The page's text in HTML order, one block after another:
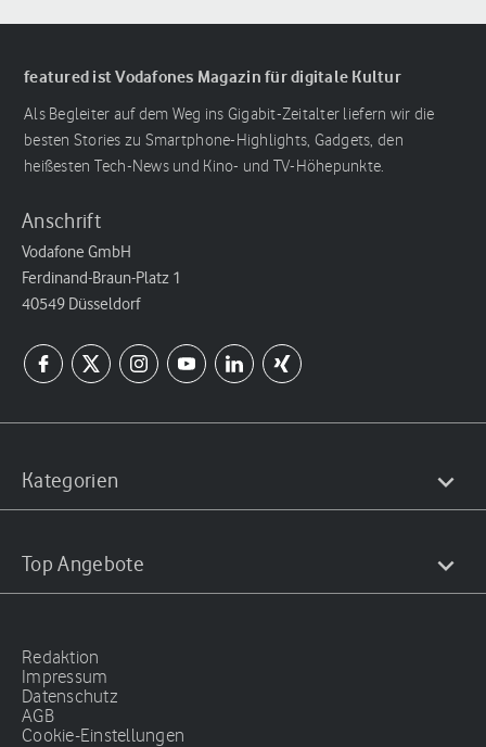
featured ist Vodafones Magazin für digitale Kultur
Als Begleiter auf dem Weg ins Gigabit-Zeitalter liefern wir die
besten Stories zu Smartphone-Highlights, Gadgets, den
heißesten Tech-News und Kino- und TV-Höhepunkte.
Anschrift
Vodafone GmbH
Ferdinand-Braun-Platz 1
40549 Düsseldorf
Kategorien
Top Angebote
Redaktion
Impressum
Datenschutz
AGB
Cookie-Einstellungen